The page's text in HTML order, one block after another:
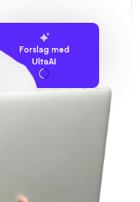
Forslag med
UltaAI